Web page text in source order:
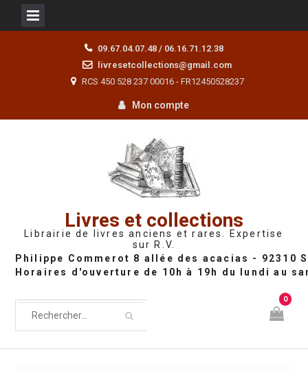
09.67.04.07.48 / 06.16.71.12.38
livresetcollections@gmail.com
RCS 450 528 237 00016 - FR12450528237
Mon compte
Livres et collections
Librairie de livres anciens et rares. Expertise
sur R.V.
0